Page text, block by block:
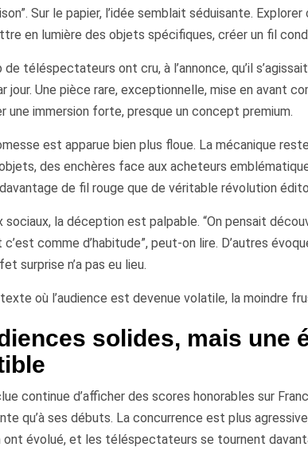
Sur le papier, l’idée semblait séduisante.
en lumière des objets spécifiques, créer un fil
de téléspectateurs ont cru, à l’annonce, qu’il
jour. Une pièce rare, exceptionnelle, mise en avant
une immersion forte, presque un concept premium.
est apparue bien plus floue. La mécanique
des enchères face aux acheteurs
de fil rouge que de véritable révolution
sociaux, la déception est palpable. “On pensait
c’est comme d’habitude”, peut-on lire. D’autres
surprise n’a pas eu lieu.
où l’audience est devenue volatile, la moindre
solides, mais une
continue d’afficher des scores honorables sur
qu’à ses débuts. La concurrence est plus
ont évolué, et les téléspectateurs se tournent